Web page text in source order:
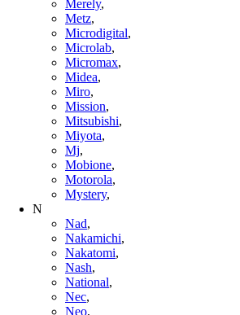
Merely,
Metz,
Microdigital,
Microlab,
Micromax,
Midea,
Miro,
Mission,
Mitsubishi,
Miyota,
Mj,
Mobione,
Motorola,
Mystery,
N
Nad,
Nakamichi,
Nakatomi,
Nash,
National,
Nec,
Neo,